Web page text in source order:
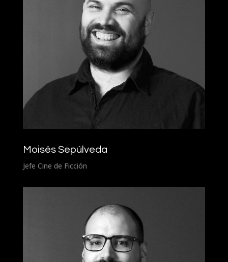
Moisés Sepúlveda
Jefe Cine de Ficción